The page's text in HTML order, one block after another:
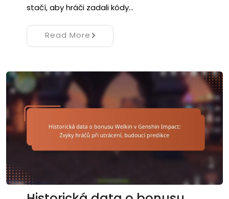
stačí, aby hráči zadali kódy…
Read More